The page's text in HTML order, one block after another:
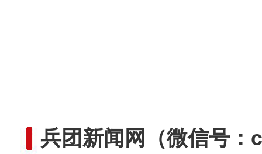
兵团新闻网 （微信号